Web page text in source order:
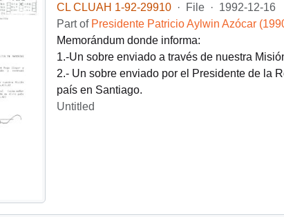
CL CLUAH 1-92-29910
· File · 1992-12-16
Part of Presidente Patricio Aylwin Azócar
Memorándum donde informa:
1.-Un sobre enviado a través de nuestra
2.- Un sobre enviado por el Presidente de la
país en Santiago.
Untitled